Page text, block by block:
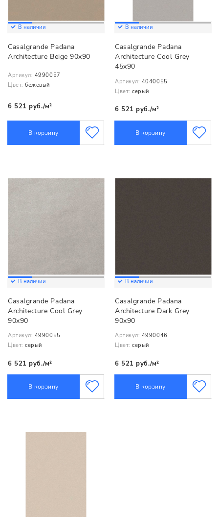
В наличии
Casalgrande Padana
Architecture Beige 90x90
Артикул: 4990057
Цвет: бежевый
6 521 руб./м²
В корзину
В наличии
Casalgrande Padana
Architecture Cool Grey
45x90
Артикул: 4040055
Цвет: серый
6 521 руб./м²
В корзину
В наличии
Casalgrande Padana
Architecture Cool Grey
90x90
Артикул: 4990055
Цвет: серый
6 521 руб./м²
В корзину
В наличии
Casalgrande Padana
Architecture Dark Grey
90x90
Артикул: 4990046
Цвет: серый
6 521 руб./м²
В корзину